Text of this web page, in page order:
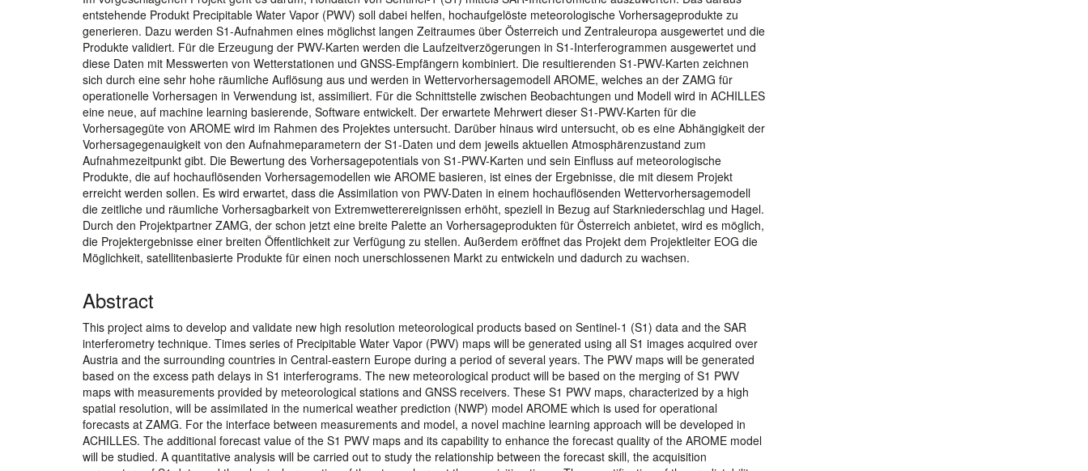
entstehende Produkt Precipitable Water Vapor (PWV) soll dabei helfen, hochaufgelöste meteorologische Vorhersageprodukte zu
generieren. Dazu werden S1-Aufnahmen eines möglichst langen Zeitraumes über Österreich und Zentraleuropa ausgewertet und die
Produkte validiert. Für die Erzeugung der PWV-Karten werden die Laufzeitverzögerungen in S1-Interferogrammen ausgewertet und
diese Daten mit Messwerten von Wetterstationen und GNSS-Empfängern kombiniert. Die resultierenden S1-PWV-Karten zeichnen
sich durch eine sehr hohe räumliche Auflösung aus und werden in Wettervorhersagemodell AROME, welches an der ZAMG für
operationelle Vorhersagen in Verwendung ist, assimiliert. Für die Schnittstelle zwischen Beobachtungen und Modell wird in ACHILLES
eine neue, auf machine learning basierende, Software entwickelt. Der erwartete Mehrwert dieser S1-PWV-Karten für die
Vorhersagegüte von AROME wird im Rahmen des Projektes untersucht. Darüber hinaus wird untersucht, ob es eine Abhängigkeit der
Vorhersagegenauigkeit von den Aufnahmeparametern der S1-Daten und dem jeweils aktuellen Atmosphärenzustand zum
Aufnahmezeitpunkt gibt. Die Bewertung des Vorhersagepotentials von S1-PWV-Karten und sein Einfluss auf meteorologische
Produkte, die auf hochauflösenden Vorhersagemodellen wie AROME basieren, ist eines der Ergebnisse, die mit diesem Projekt
erreicht werden sollen. Es wird erwartet, dass die Assimilation von PWV-Daten in einem hochauflösenden Wettervorhersagemodell
die zeitliche und räumliche Vorhersagbarkeit von Extremwetterereignissen erhöht, speziell in Bezug auf Starkniederschlag und Hagel.
Durch den Projektpartner ZAMG, der schon jetzt eine breite Palette an Vorhersageprodukten für Österreich anbietet, wird es möglich,
die Projektergebnisse einer breiten Öffentlichkeit zur Verfügung zu stellen. Außerdem eröffnet das Projekt dem Projektleiter EOG die
Möglichkeit, satellitenbasierte Produkte für einen noch unerschlossenen Markt zu entwickeln und dadurch zu wachsen.
Abstract
This project aims to develop and validate new high resolution meteorological products based on Sentinel-1 (S1) data and the SAR
interferometry technique. Times series of Precipitable Water Vapor (PWV) maps will be generated using all S1 images acquired over
Austria and the surrounding countries in Central-eastern Europe during a period of several years. The PWV maps will be generated
based on the excess path delays in S1 interferograms. The new meteorological product will be based on the merging of S1 PWV
maps with measurements provided by meteorological stations and GNSS receivers. These S1 PWV maps, characterized by a high
spatial resolution, will be assimilated in the numerical weather prediction (NWP) model AROME which is used for operational
forecasts at ZAMG. For the interface between measurements and model, a novel machine learning approach will be developed in
ACHILLES. The additional forecast value of the S1 PWV maps and its capability to enhance the forecast quality of the AROME model
will be studied. A quantitative analysis will be carried out to study the relationship between the forecast skill, the acquisition